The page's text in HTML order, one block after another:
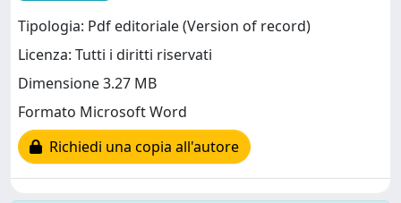
Tipologia: Pdf editoriale (Version of record)
Licenza: Tutti i diritti riservati
Dimensione 3.27 MB
Formato Microsoft Word
Richiedi una copia all'autore